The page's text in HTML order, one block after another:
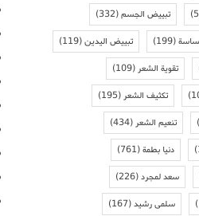
تبييض الجسم(332)
(199) تبييض اليدين(119)
تقوية الشعر(109)
تكثيف الشعر(195)
تنعيم الشعر(434)
دنيا بطمة(761)
سعد لمجرد(226)
سلمى رشيد(167)